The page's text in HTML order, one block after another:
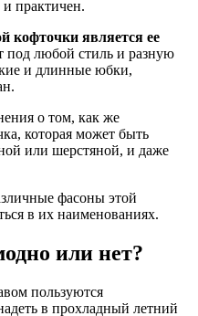
практичен.
кофточки является ее
под любой стиль и разную
и длинные юбки,
о том, как же
которая может быть
или шерстяной, и даже
фасоны этой
в их наименованиях.
или нет?
пользуются
в прохладный летний